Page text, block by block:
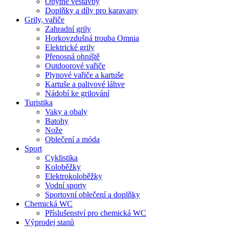
Doplňky a díly pro karavany
Grily, vařiče
Zahradní grily
Horkovzdušná trouba Omnia
Elektrické grily
Přenosná ohniště
Outdoorové vařiče
Plynové vařiče a kartuše
Kartuše a palivové láhve
Nádobí ke grilování
Turistika
Vaky a obaly
Batohy
Nože
Oblečení a móda
Sport
Cyklistika
Koloběžky
Elektrokoloběžky
Vodní sporty
Sportovní oblečení a doplňky
Chemická WC
Příslušenství pro chemická WC
Výprodej stanů